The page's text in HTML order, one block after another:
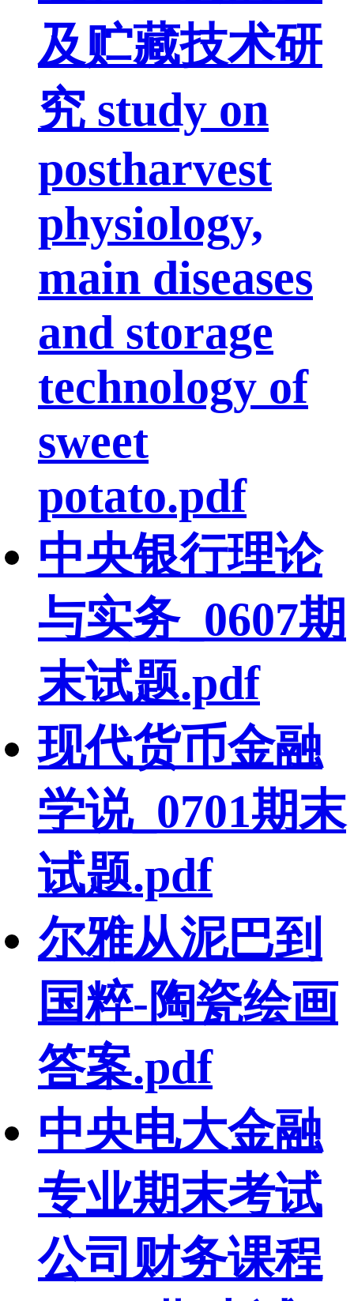
及贮藏技术研
究 study on
postharvest
physiology,
main diseases
and storage
technology of
sweet
potato.pdf
中央银行理论
与实务_0607期
末试题.pdf
现代货币金融
学说_0701期末
试题.pdf
尔雅从泥巴到
国粹-陶瓷绘画
答案.pdf
中央电大金融
专业期末考试
公司财务课程